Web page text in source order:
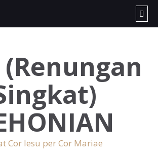
(Renungan
Cor Iesu per Cor Mariae